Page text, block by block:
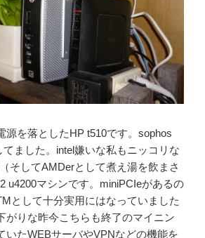
を落としたHP t510です。sophos
てました。intel嫌いな私もニッコリな
そしてAMDerとして煮え湯を飲まさ
u4200マシンです。miniPCIeがあるの
として十分実用にはなっていました
がりな昨今こちらも終了のマイニン
いたWEBサーバやVPNなどの機能を